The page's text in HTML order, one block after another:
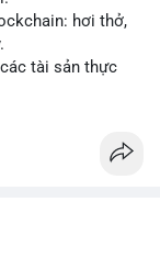
hơi thở,
tài sản thực
được đặt ra.